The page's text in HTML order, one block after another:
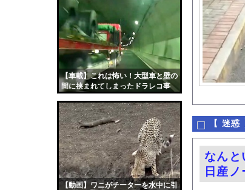
【車載】これは怖い！大型車と壁の
間に挟まれてしまったドラレコ事
【動画】ワニがチーターを水中に引
韓国国会、
日本旅行キ
うちのネコ
【画像】令
【画像】森
【有能】政府
【画像】キス
【動画】ク
富士登山ツ
ハムスターの
【 迷惑
なんと
日産